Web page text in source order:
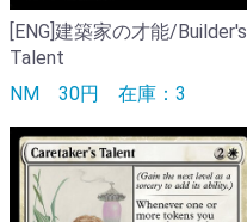
[ENG]建築家の才能/Builder's
Talent
NM 30円 在庫：3